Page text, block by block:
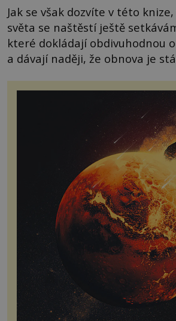
Jak se však dozvíte v této
světa se naštěstí ještě
které dokládají obdivuhodnou
a dávají naději, že obnova je